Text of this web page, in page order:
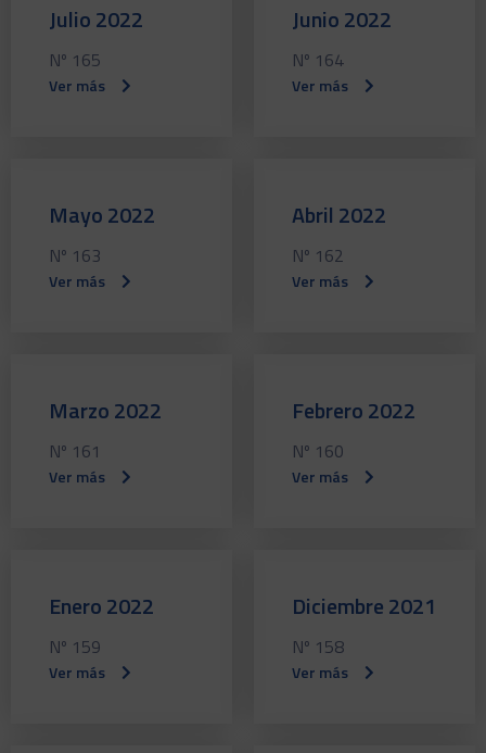
Julio 2022
Nº 165
Ver más
Junio 2022
Nº 164
Ver más
Mayo 2022
Nº 163
Ver más
Abril 2022
Nº 162
Ver más
Marzo 2022
Nº 161
Ver más
Febrero 2022
Nº 160
Ver más
Enero 2022
Nº 159
Ver más
Diciembre 2021
Nº 158
Ver más